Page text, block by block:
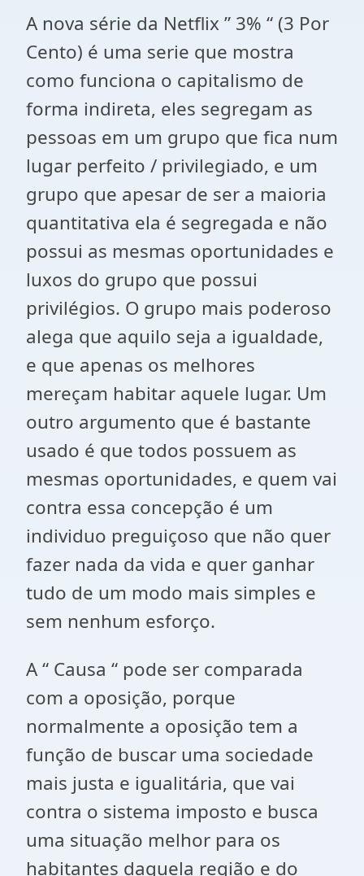
A nova série da Netflix ” 3% “ (3 Por
Cento) é uma serie que mostra
como funciona o capitalismo de
forma indireta, eles segregam as
pessoas em um grupo que fica num
lugar perfeito / privilegiado, e um
grupo que apesar de ser a maioria
quantitativa ela é segregada e não
possui as mesmas oportunidades e
luxos do grupo que possui
privilégios. O grupo mais poderoso
alega que aquilo seja a igualdade,
e que apenas os melhores
mereçam habitar aquele lugar. Um
outro argumento que é bastante
usado é que todos possuem as
mesmas oportunidades, e quem vai
contra essa concepção é um
individuo preguiçoso que não quer
fazer nada da vida e quer ganhar
tudo de um modo mais simples e
sem nenhum esforço.
A “ Causa “ pode ser comparada
com a oposição, porque
normalmente a oposição tem a
função de buscar uma sociedade
mais justa e igualitária, que vai
contra o sistema imposto e busca
uma situação melhor para os
habitantes daquela região e do